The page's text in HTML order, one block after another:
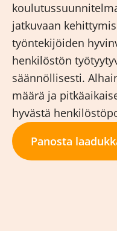
jatkuvaan
työntekijöiden
henkilöstön
säännöllisesti.
määrä ja
hyvästä
Panosta